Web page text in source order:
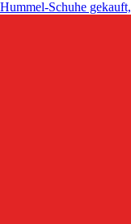
Hummel-Schuhe gekauft,